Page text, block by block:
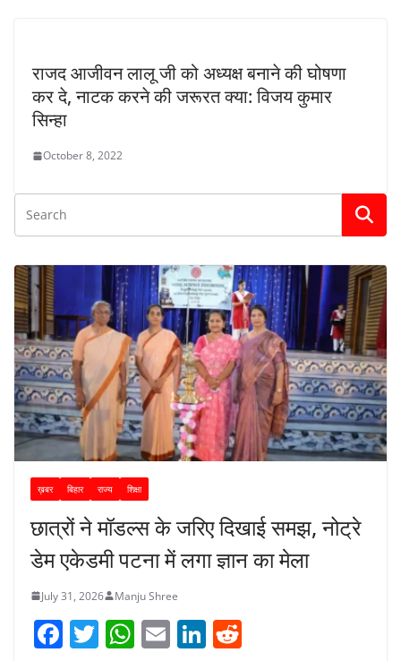
राजद आजीवन लालू जी को अध्यक्ष बनाने की घोषणा
कर दे, नाटक करने की जरूरत क्या: विजय कुमार
सिन्हा
October 8, 2022
ख़बर बिहार राज्य शिक्षा
छात्रों ने मॉडल्स के जरिए दिखाई समझ, नोट्रे
डेम एकेडमी पटना में लगा ज्ञान का मेला
July 31, 2026 Manju Shree
F T W E Li